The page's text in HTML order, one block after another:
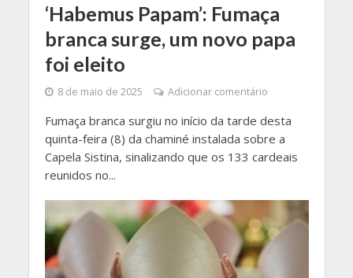
‘Habemus Papam’: Fumaça
branca surge, um novo papa
foi eleito
8 de maio de 2025 Adicionar comentário
Fumaça branca surgiu no início da tarde desta
quinta-feira (8) da chaminé instalada sobre a
Capela Sistina, sinalizando que os 133 cardeais
reunidos no...